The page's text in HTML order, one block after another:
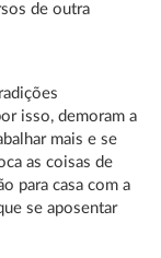
de outra
isso, demoram a
mais e se
as coisas de
para casa com a
se aposentar